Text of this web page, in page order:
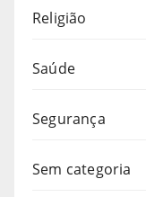
Religião
Saúde
Segurança
Sem categoria